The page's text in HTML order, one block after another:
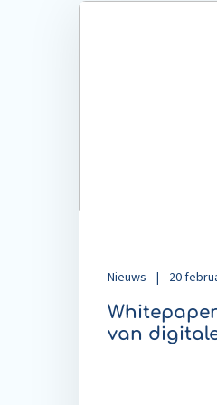
Nieuws | 20
van
Read